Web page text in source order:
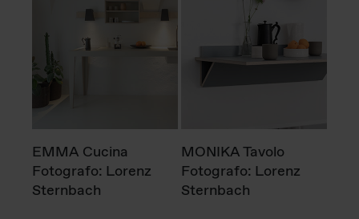
EMMA Cucina
Fotografo: Lorenz
Sternbach
MONIKA Tavolo
Fotografo: Lorenz
Sternbach